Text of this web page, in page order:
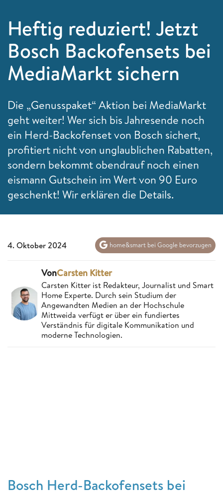
Heftig reduziert! Jetzt
Bosch Backofensets bei
MediaMarkt sichern
Die „Genusspaket“ Aktion bei MediaMarkt
geht weiter! Wer sich bis Jahresende noch
ein Herd-Backofenset von Bosch sichert,
profitiert nicht von unglaublichen Rabatten,
sondern bekommt obendrauf noch einen
eismann Gutschein im Wert von 90 Euro
geschenkt! Wir erklären die Details.
4. Oktober 2024 home&smart bei Google bevorzugen
VonCarsten Kitter
Carsten Kitter ist Redakteur, Journalist und Smart
Home Experte. Durch sein Studium der
Angewandten Medien an der Hochschule
Mittweida verfügt er über ein fundiertes
Verständnis für digitale Kommunikation und
moderne Technologien.
Bosch Herd-Backofensets bei